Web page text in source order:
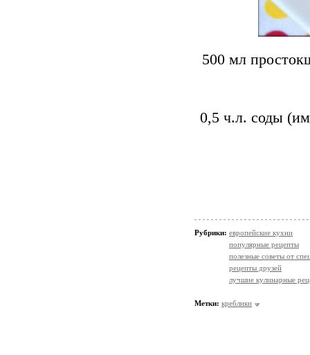
500 мл
0,5 ч.л. соды
Рубрики: европейские кухни
популярные рецепты
полезные советы от
рецепты друзей
лучшие кулинарные
Метки: креблики